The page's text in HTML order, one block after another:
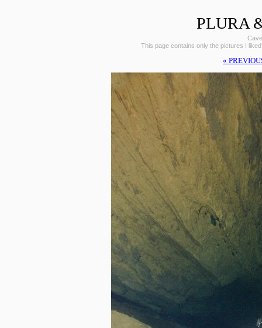
PLURA
This page contains only the pictures I
«